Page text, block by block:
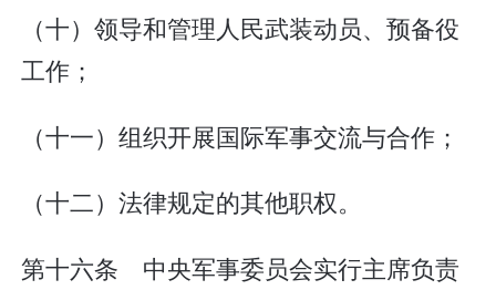
（十）领导和管理人民武装动员、预备役
工作；
（十一）组织开展国际军事交流与合作；
（十二）法律规定的其他职权。
第十六条 中央军事委员会实行主席负责